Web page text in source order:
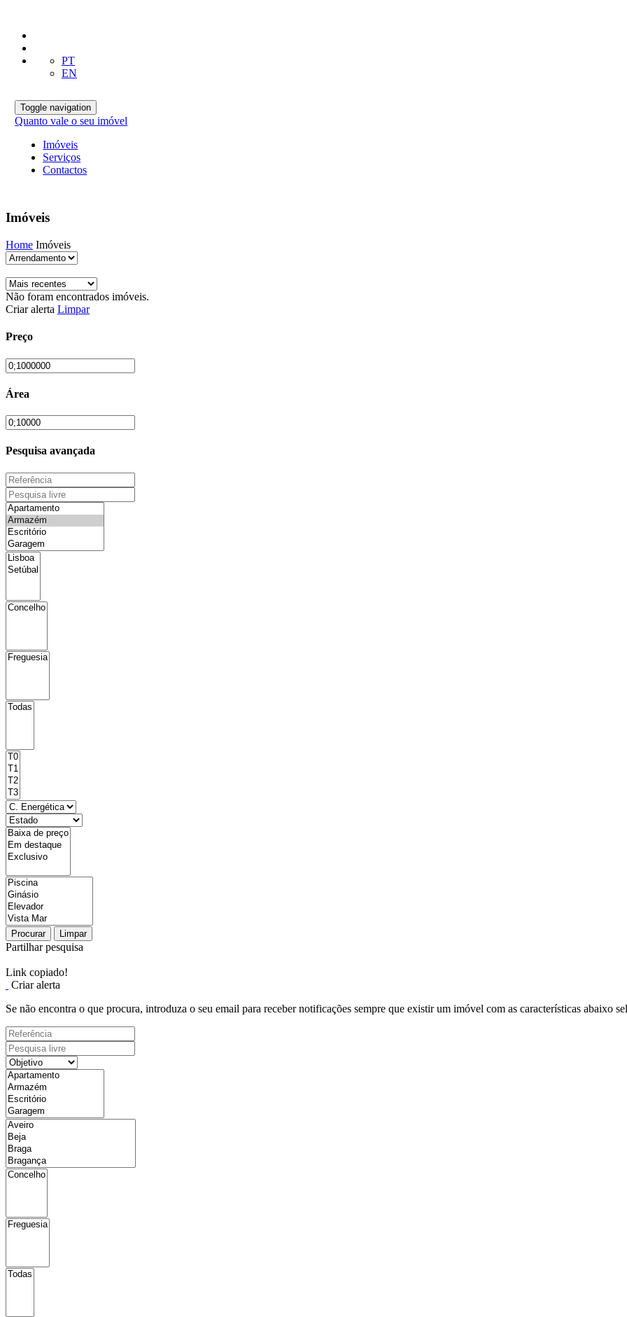
PT
EN
Toggle navigation
Quanto vale o seu imóvel
Imóveis
Serviços
Contactos
Imóveis
Home Imóveis
Não foram encontrados imóveis.
Criar alerta Limpar
Preço
Área
Pesquisa avançada
Procurar Limpar
Partilhar pesquisa
Link copiado!
Criar alerta
Se não encontra o que procura, introduza o seu email para receber notificações sempre que existir um imóvel com as características abaixo